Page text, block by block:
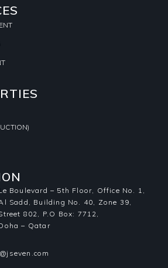
Boulevard – 5th Floor, Office No. 1,
Sadd, Building No. 40, Zone 39,
802, P.O Box: 7712,
– Qatar